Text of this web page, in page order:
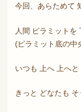
今回、あらためて
人間 ピラミットを
(ピラミット底の中
いつも 上へ 上へと
きっと どなたも そ